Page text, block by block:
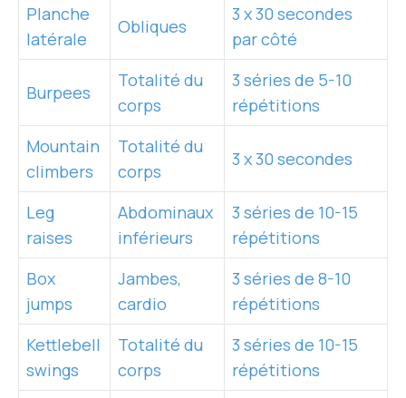
Planche
latérale
Obliques
3 x 30 secondes
par côté
Burpees
Totalité du
corps
3 séries de 5-10
répétitions
Mountain
climbers
Totalité du
corps
3 x 30 secondes
Leg
raises
Abdominaux
inférieurs
3 séries de 10-15
répétitions
Box
jumps
Jambes,
cardio
3 séries de 8-10
répétitions
Kettlebell
swings
Totalité du
corps
3 séries de 10-15
répétitions